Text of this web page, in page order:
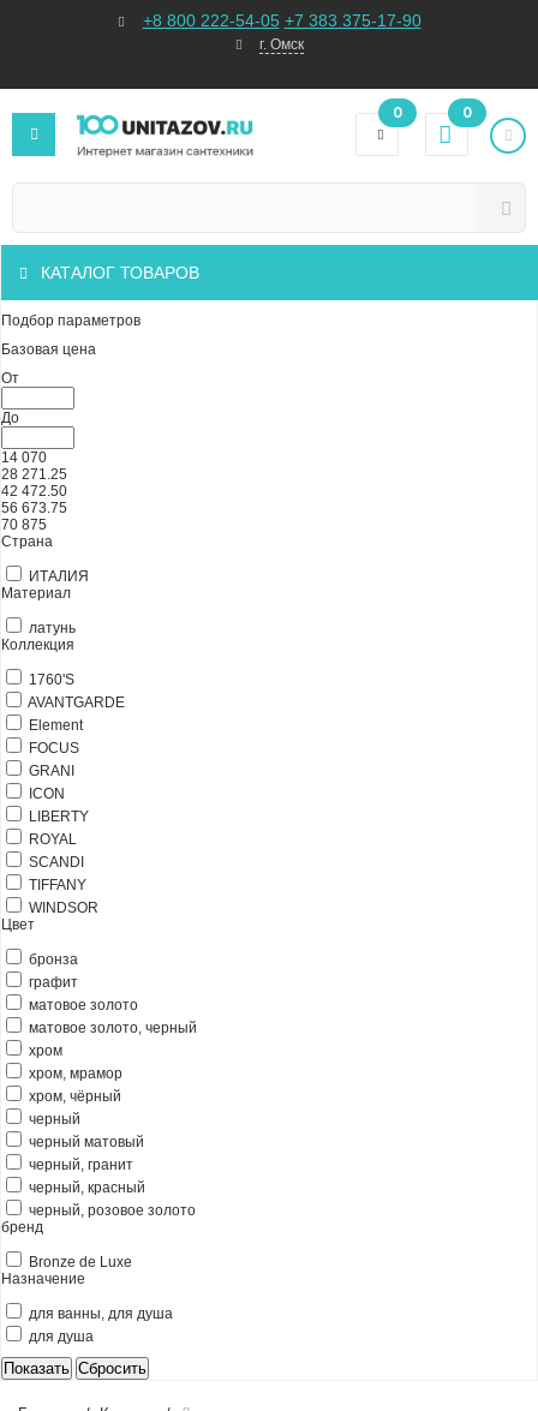
+8 800 222-54-05 +7 383 375-17-90
г. Омск
0 0
КАТАЛОГ ТОВАРОВ
Подбор параметров
Базовая цена
От
До
14 070
28 271.25
42 472.50
56 673.75
70 875
Страна
ИТАЛИЯ
Материал
латунь
Коллекция
1760'S
AVANTGARDE
Element
FOCUS
GRANI
ICON
LIBERTY
ROYAL
SCANDI
TIFFANY
WINDSOR
Цвет
бронза
графит
матовое золото
матовое золото, черный
хром
хром, мрамор
хром, чёрный
черный
черный матовый
черный, гранит
черный, красный
черный, розовое золото
бренд
Bronze de Luxe
Назначение
для ванны, для душа
для душа